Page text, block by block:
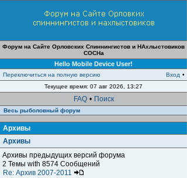
Форум на Сайте Орловских Спиннингистов и НАхлыстовиков
СОСНа
Hello Mobile Device User!
Переключиться на полную версию Вход •
Текущее время: 07 авг 2026, 13:27
FAQ • Поиск
Весь рыболовный форум
Архивы
Архивы
Архивы предыдущих версий форума
2 Темы with 8574 Сообщений
Re: Архив 2007-2011